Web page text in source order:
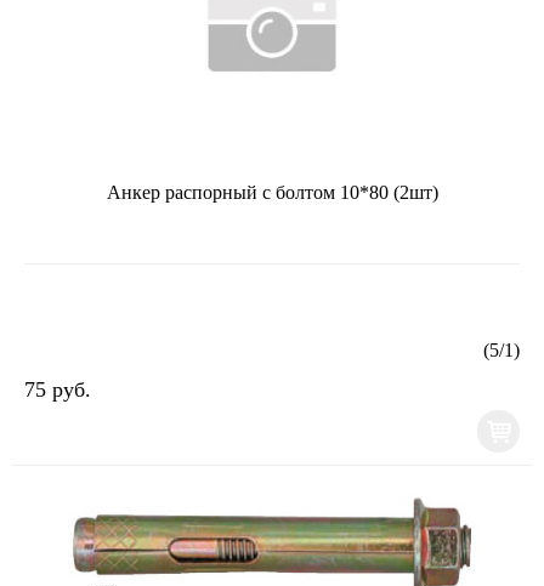
Анкер распорный с болтом 10*80 (2шт)
(5/1)
75 руб.